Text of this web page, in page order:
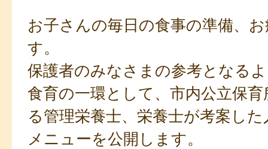
お子さんの毎日の食事の準備、
す。
保護者のみなさまの参考となる
食育の一環として、市内公立保
る管理栄養士、栄養士が考案し
メニューを公開します。